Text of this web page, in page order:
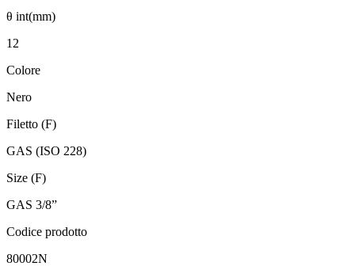
θ int(mm)
12
Colore
Nero
Filetto (F)
GAS (ISO 228)
Size (F)
GAS 3/8”
Codice prodotto
80002N